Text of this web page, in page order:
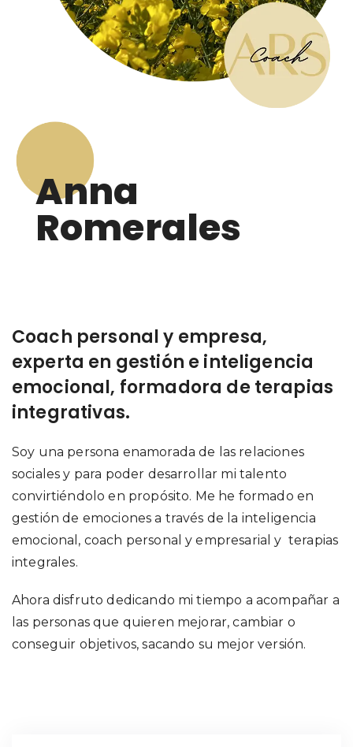
Anna
Romerales
Coach personal y empresa,
experta en gestión e inteligencia
emocional, formadora de terapias
integrativas.
Soy una persona enamorada de las relaciones
sociales y para poder desarrollar mi talento
convirtiéndolo en propósito. Me he formado en
gestión de emociones a través de la inteligencia
emocional, coach personal y empresarial y terapias
integrales.
Ahora disfruto dedicando mi tiempo a acompañar a
las personas que quieren mejorar, cambiar o
conseguir objetivos, sacando su mejor versión.